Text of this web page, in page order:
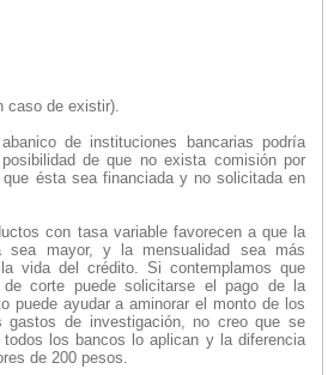
caso de existir).
de instituciones bancarias podría
de que no exista comisión por
ésta sea financiada y no solicitada en
con tasa variable favorecen a que la
sea mayor, y la mensualidad sea más
vida del crédito. Si contemplamos que
corte puede solicitarse el pago de la
puede ayudar a aminorar el monto de los
gastos de investigación, no creo que se
los bancos lo aplican y la diferencia
de 200 pesos.